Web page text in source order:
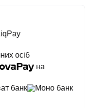
осіб
на
банк
Моно банк